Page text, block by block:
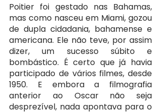
Poitier foi gestado nas Bahamas,
mas como nasceu em Miami, gozou
de dupla cidadania, bahamense e
americana. Ele não teve, por assim
dizer, um sucesso súbito e
bombástico. É certo que já havia
participado de vários filmes, desde
1950. E embora a filmografia
anterior ao Oscar não seja
desprezível, nada apontava para o